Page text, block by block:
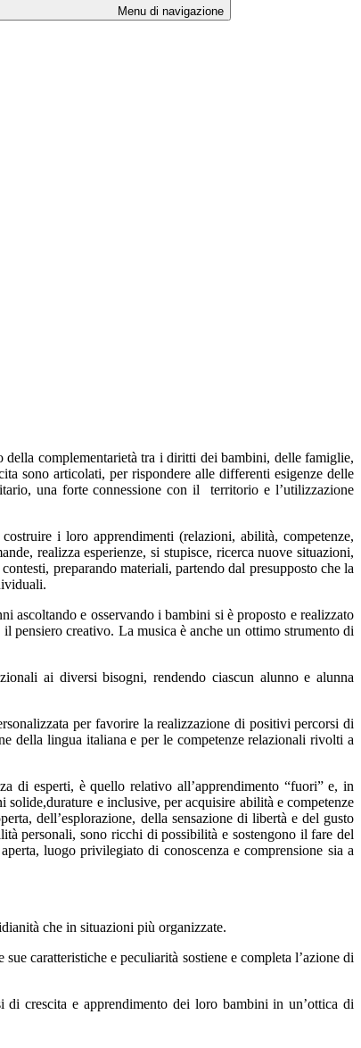
Menu di navigazione
complementarietà tra i diritti dei bambini, delle famiglie,
sono articolati, per rispondere alle differenti esigenze delle
una forte connessione con il territorio e l’utilizzazione
i loro apprendimenti (relazioni, abilità, competenze,
realizza esperienze, si stupisce, ricerca nuove situazioni,
preparando materiali, partendo dal presupposto che la
ascoltando e osservando i bambini si è proposto e realizzato
pensiero creativo. La musica è anche un ottimo strumento di
ai diversi bisogni, rendendo ciascun alunno e alunna
per favorire la realizzazione di positivi percorsi di
della lingua italiana e per le competenze relazionali rivolti a
di esperti, è quello relativo all’apprendimento “fuori” e, in
e inclusive, per acquisire abilità e competenze
dell’esplorazione, della sensazione di libertà e del gusto
personali, sono ricchi di possibilità e sostengono il fare del
luogo privilegiato di conoscenza e comprensione sia a
che in situazioni più organizzate.
caratteristiche e peculiarità sostiene e completa l’azione di
di crescita e apprendimento dei loro bambini in un’ottica di